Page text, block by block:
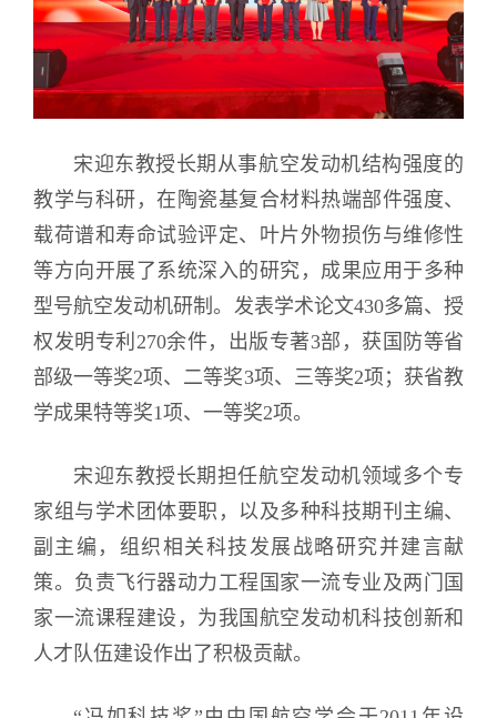
宋迎东教授长期从事航空发动机结构强度的
教学与科研，在陶瓷基复合材料热端部件强度、
载荷谱和寿命试验评定、叶片外物损伤与维修性
等方向开展了系统深入的研究，成果应用于多种
型号航空发动机研制。发表学术论文430多篇、授
权发明专利270余件，出版专著3部，获国防等省
部级一等奖2项、二等奖3项、三等奖2项；获省教
学成果特等奖1项、一等奖2项。
宋迎东教授长期担任航空发动机领域多个专
家组与学术团体要职，以及多种科技期刊主编、
副主编，组织相关科技发展战略研究并建言献
策。负责飞行器动力工程国家一流专业及两门国
家一流课程建设，为我国航空发动机科技创新和
人才队伍建设作出了积极贡献。